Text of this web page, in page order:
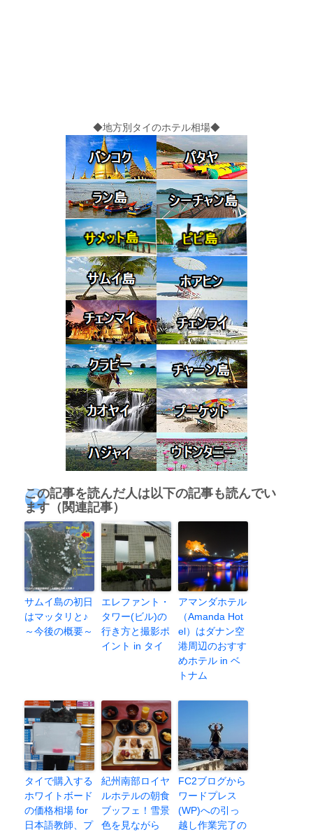
◆地方別タイのホテル相場◆
この記事を読んだ人は以下の記事も読んでい
ます（関連記事）
サムイ島の初日
はマッタリと♪
～今後の概要～
エレファント・
タワー(ビル)の
行き方と撮影ポ
イント in タイ
アマンダホテル
（Amanda Hot
el）はダナン空
港周辺のおすす
めホテル in ベ
トナム
タイで購入する
ホワイトボード
の価格相場 for
日本語教師、プ
紀州南部ロイヤ
ルホテルの朝食
ブッフェ！雪景
色を見ながら
FC2ブログから
ワードプレス
(WP)への引っ
越し作業完了の